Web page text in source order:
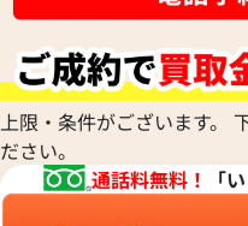
点の参考買取価格です
上限・条件がございます。
ださい。
通話料無料！
「